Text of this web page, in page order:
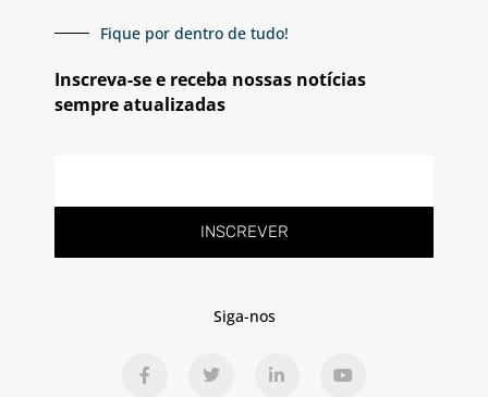
Fique por dentro de tudo!
Inscreva-se e receba nossas notícias
sempre atualizadas
INSCREVER
Siga-nos
a
w
i
o